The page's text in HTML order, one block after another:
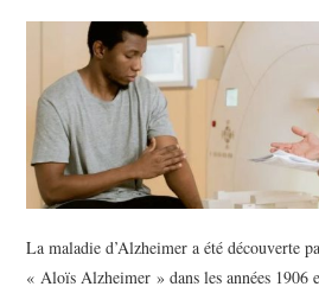
La maladie d’Alzheimer a été découverte
« Aloïs Alzheimer » dans les années